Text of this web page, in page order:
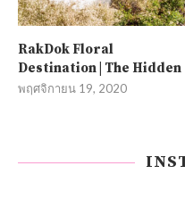
RakDok Floral
Destination | The Hidden
พฤศจิกายน 19, 2020